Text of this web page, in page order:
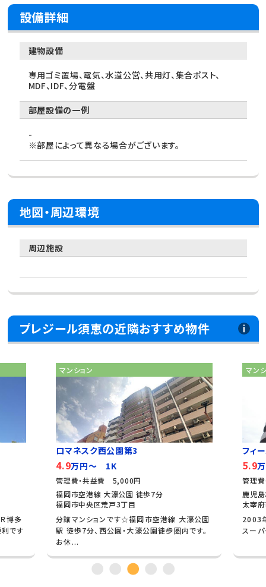
設備詳細
建物設備
専用ゴミ置場、電気、水道公営、共用灯、集合ポスト、
MDF、IDF、分電盤
部屋設備の一例
-
※部屋によって異なる場合がございます。
地図・周辺環境
周辺施設
プレジール須恵の近隣おすすめ物件
博多
です
マンション
ロマネスク西公園第3
4.9万円～ 1K
管理費・共益費 5,000円
福岡市空港線 大濠公園 徒歩7分
福岡市中央区荒戸3丁目
分譲マンションです☆福岡市空港線 大濠公園
駅 徒歩7分、西公園・大濠公園徒歩圏内です。
お休...
マン
フィ
5.9
管理
鹿児
太宰
2003
スーパ